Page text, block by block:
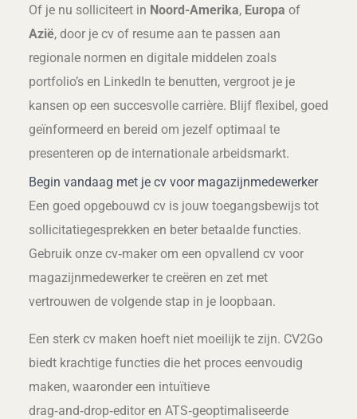
Of je nu solliciteert in Noord-Amerika, Europa of
Azië, door je cv of resume aan te passen aan
regionale normen en digitale middelen zoals
portfolio’s en LinkedIn te benutten, vergroot je je
kansen op een succesvolle carrière. Blijf flexibel, goed
geïnformeerd en bereid om jezelf optimaal te
presenteren op de internationale arbeidsmarkt.
Begin vandaag met je cv voor magazijnmedewerker
Een goed opgebouwd cv is jouw toegangsbewijs tot
sollicitatiegesprekken en beter betaalde functies.
Gebruik onze cv‑maker om een opvallend cv voor
magazijnmedewerker te creëren en zet met
vertrouwen de volgende stap in je loopbaan.
Een sterk cv maken hoeft niet moeilijk te zijn. CV2Go
biedt krachtige functies die het proces eenvoudig
maken, waaronder een intuïtieve
drag‑and‑drop‑editor en ATS‑geoptimaliseerde